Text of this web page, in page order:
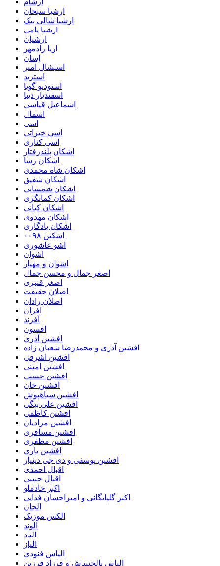
ارشام
ارشیا سبحان
ارشیا شالی بیک
ارشیا یامی
ارشیان
اریا رادمهر
اِسان
اسپشال امیر
استرید
استودیو گویا
اسفندیار دیبا
اسماعیل قیاسی
اسمال
اسی
اسی خیراتی
اسی کناری
اشکان بلندرفتار
اشکان رسا
اشکان شاه محمدی
اشکان شفیق
اشکان شمسایی
اشکان‌ کمانگری
اشکان کیانی
اشکان مهدوی
اشکان یادگاری
اشکین ۰۰۹۸
اشو عاشوری
اشوان
اشوان و مهیار
اصغر جمال و محسن جمال
اصغر قنبری
اصلان حقیقت
اصلان رادان
افران
اَفرند
افسون
افشین آذری
افشین آذری و محمدرضا شعبان زاده
افشین اشرفی
افشین امینی
افشین حسنی
افشین خان
افشین سیاهپوش
افشین علی بیگی
افشین کاظمی
افشین مرادیان
افشین مسافری
افشین مظفری
افشین یاری
افشین یوسفی و دی جی دینیار
اقبال احمدی
اقبال حبیبی
اکبر خادملو
اکبر گلپایگانی و امیراحسان فدایی
الجان
الکس موزیک
الوند
الیاد
الیاز
الیاس فنودی
الیاس یالچینتاش و فرزاد فرزین